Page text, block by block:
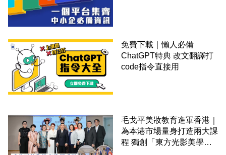
免費下載｜懶人必備
ChatGPT特典 改文翻譯打
code指令直接用
毛戈平美妝教育進軍香港｜
為本港市場量身打造兩大課
程 獨創「東方光影美學」